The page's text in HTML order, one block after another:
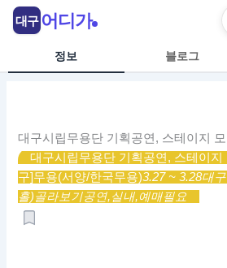
정보 블로그
대구시립무용단 기획공연, 스테이지
대구시립무용단 기획공연, 스테이지
구]무용(서양/한국무용)3.27 ~ 3.28대
홀)골라보기공연,실내,예매필요
대구 어디가